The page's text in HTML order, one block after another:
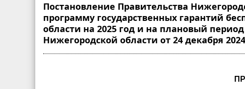
Постановление Правительства
программу государственных гарантий
области на 2025 год и на плановый
Нижегородской области от 24 декабря